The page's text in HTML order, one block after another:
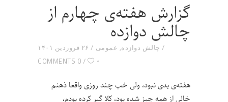
گزارش هفته‌ی چهارم از
چالش دوازده
۲۶ فروردین ۱۴۰۱ چالش دوازده, عمومی
0 COMMENTS
۰
هفته‌ی بدی نبود، ولی خب چند روزی واقعا ذهنم
خالی از همه چیز شده بود، کلا گیر کرده بودم،